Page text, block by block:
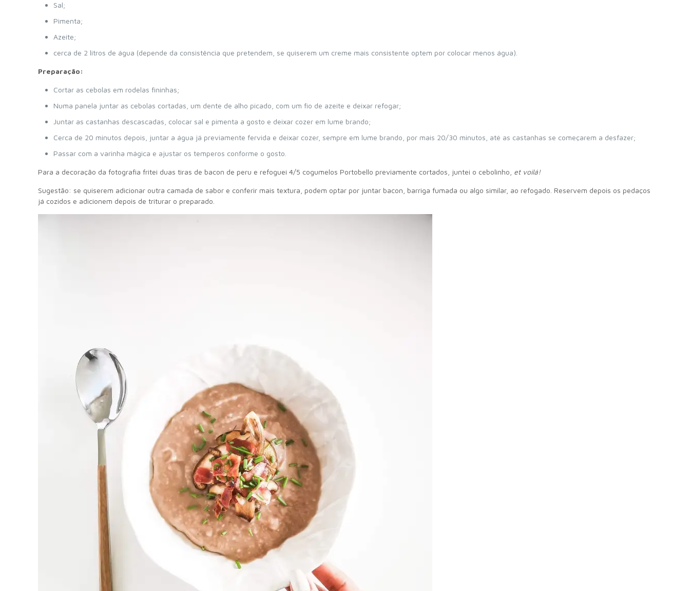
Sal;
Pimenta;
Azeite;
cerca de 2 litros de água (depende da consistência que pretendem, se quiserem um creme mais consistente optem por colocar menos água).
Preparação:
Cortar as cebolas em rodelas fininhas;
Numa panela juntar as cebolas cortadas, um dente de alho picado, com um fio de azeite e deixar refogar;
Juntar as castanhas descascadas, colocar sal e pimenta a gosto e deixar cozer em lume brando;
Cerca de 20 minutos depois, juntar a água já previamente fervida e deixar cozer, sempre em lume brando, por mais 20/30 minutos, até as castanhas se começarem a desfazer;
Passar com a varinha mágica e ajustar os temperos conforme o gosto.
Para a decoração da fotografia fritei duas tiras de bacon de peru e refoguei 4/5 cogumelos Portobello previamente cortados, juntei o cebolinho, et voilá!
Sugestão: se quiserem adicionar outra camada de sabor e conferir mais textura, podem optar por juntar bacon, barriga fumada ou algo similar, ao refogado. Reservem depois os pedaços
já cozidos e adicionem depois de triturar o preparado.